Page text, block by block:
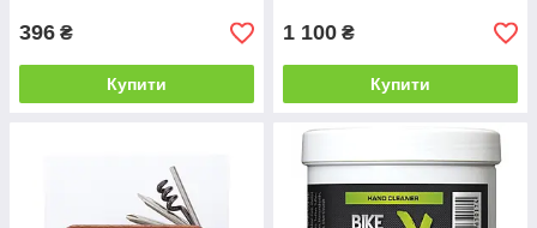
396 ₴
Купити
1 100 ₴
Купити